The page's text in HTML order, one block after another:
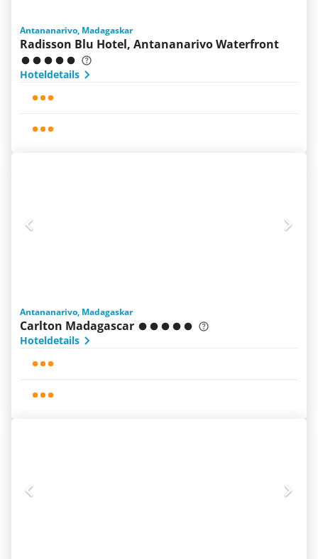
Antananarivo, Madagaskar
Radisson Blu Hotel, Antananarivo Waterfront
Hoteldetails
Antananarivo, Madagaskar
Carlton Madagascar
Hoteldetails